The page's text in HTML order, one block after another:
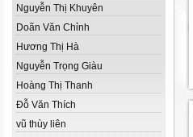
Nguyễn Thị Khuyên
Doãn Văn Chỉnh
Hương Thị Hà
Nguyễn Trọng Giàu
Hoàng Thị Thanh
Đỗ Văn Thích
vũ thùy liên